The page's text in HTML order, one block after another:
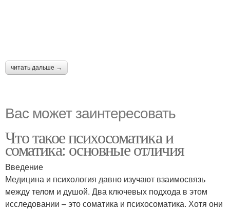
читать дальше →
Вас может заинтересовать
Что такое психосоматика и
соматика: основные отличия
Введение
Медицина и психология давно изучают взаимосвязь
между телом и душой. Два ключевых подхода в этом
исследовании – это соматика и психосоматика. Хотя они